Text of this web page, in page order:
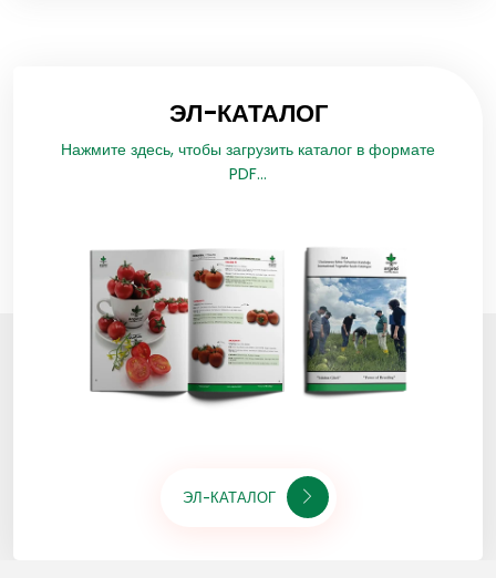
ЭЛ-КАТАЛОГ
Нажмите здесь, чтобы загрузить каталог в формате
PDF...
ЭЛ-КАТАЛОГ